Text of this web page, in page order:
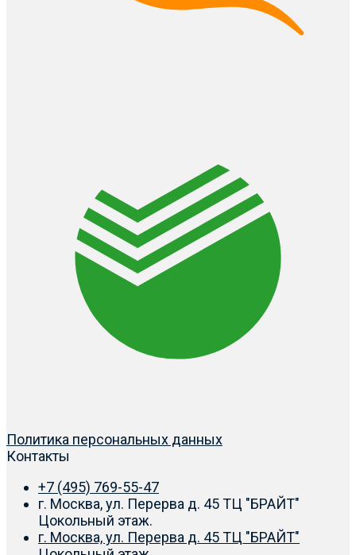
Политика персональных данных
Контакты
+7 (495) 769-55-47
г. Москва, ул. Перерва д. 45 ТЦ "БРАЙТ"
Цокольный этаж.
г. Москва, ул. Перерва д. 45 ТЦ "БРАЙТ"